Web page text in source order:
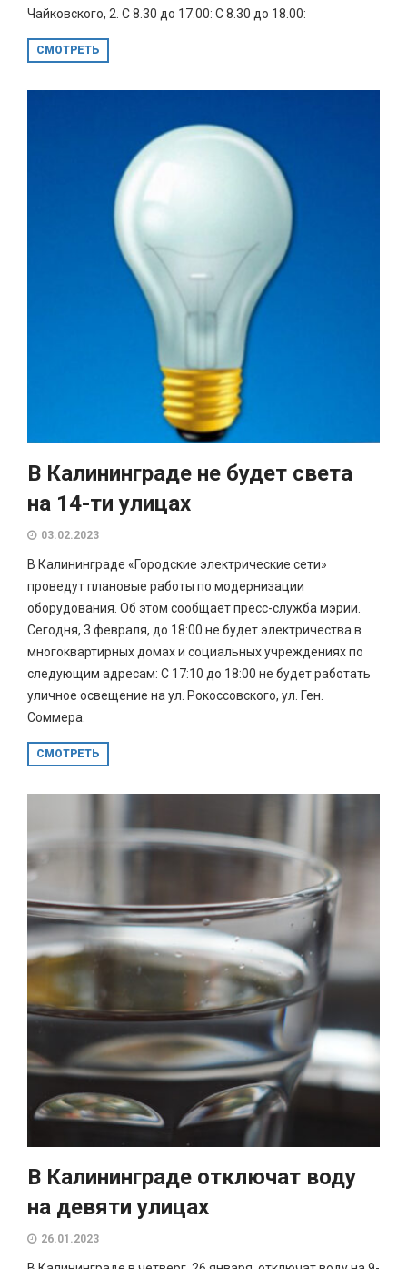
Чайковского, 2. С 8.30 до 17.00: С 8.30 до 18.00:
СМОТРЕТЬ
В Калининграде не будет света
на 14-ти улицах
03.02.2023
В Калининграде «Городские электрические сети»
проведут плановые работы по модернизации
оборудования. Об этом сообщает пресс-служба мэрии.
Сегодня, 3 февраля, до 18:00 не будет электричества в
многоквартирных домах и социальных учреждениях по
следующим адресам: С 17:10 до 18:00 не будет работать
уличное освещение на ул. Рокоссовского, ул. Ген.
Соммера.
СМОТРЕТЬ
В Калининграде отключат воду
на девяти улицах
26.01.2023